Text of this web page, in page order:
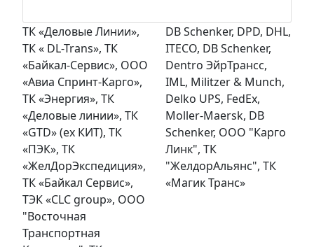
ТК «Деловые Линии»,
ТК « DL-Trans», ТК
«Байкал-Сервис», ООО
«Авиа Спринт-Карго»,
ТК «Энергия», ТК
«Деловые линии», ТК
«GTD» (ex КИТ), ТК
«ПЭК», ТК
«ЖелДорЭкспедиция»,
ТК «Байкал Сервис»,
ТЭК «CLC group», OOO
"Восточная
Транспортная
DB Schenker, DPD, DHL,
ITECO, DB Schenker,
Dentro ЭйрТрансс,
IML, Militzer & Munch,
Delko UPS, FedEx,
Moller-Maersk, DB
Schenker, ООО "Карго
Линк", ТК
"ЖелдорАльянс", ТК
«Магик Транс»